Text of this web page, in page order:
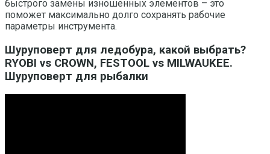
быстрого замены изношенных элементов – это
поможет максимально долго сохранять рабочие
параметры инструмента.
Шуруповерт для ледобура, какой выбрать?
RYOBI vs CROWN, FESTOOL vs MILWAUKEE.
Шуруповерт для рыбалки